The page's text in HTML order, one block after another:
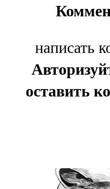
написать
оставить